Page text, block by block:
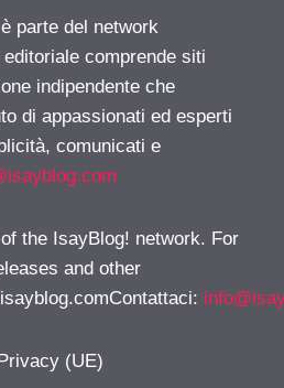
parte del network
comprende siti
indipendente che
di appassionati ed esperti
comunicati e
the IsayBlog! network. For
and other
:
(UE)